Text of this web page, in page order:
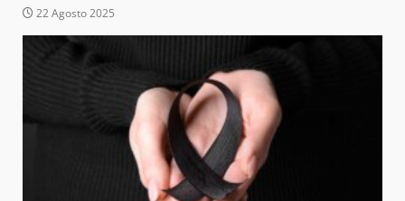
22 Agosto 2025